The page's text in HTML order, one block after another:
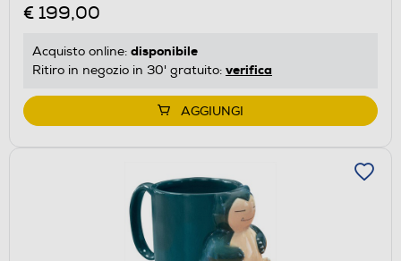
€ 199,00
Acquisto online: disponibile
Ritiro in negozio in 30' gratuito: verifica
AGGIUNGI